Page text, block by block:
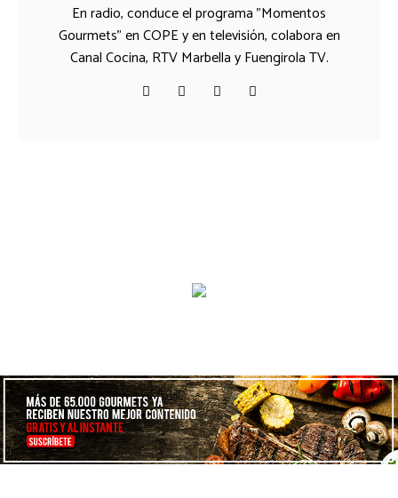
En radio, conduce el programa "Momentos
Gourmets" en COPE y en televisión, colabora en
Canal Cocina, RTV Marbella y Fuengirola TV.